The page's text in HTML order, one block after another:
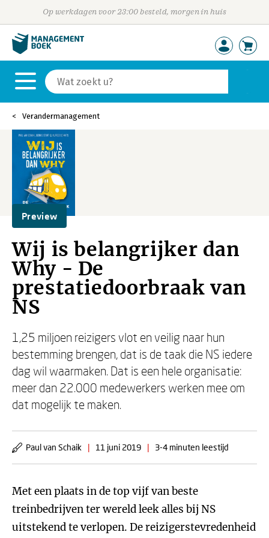
Op werkdagen voor 23:00 besteld, morgen in huis
Verandermanagement
Preview
Wij is belangrijker dan
Why - De
prestatiedoorbraak van
NS
1,25 miljoen reizigers vlot en veilig naar hun
bestemming brengen, dat is de taak die NS iedere
dag wil waarmaken. Dat is een hele organisatie:
meer dan 22.000 medewerkers werken mee om
dat mogelijk te maken.
Paul van Schaik | 11 juni 2019 | 3-4 minuten leestijd
Met een plaats in de top vijf van beste
treinbedrijven ter wereld leek alles bij NS
uitstekend te verlopen. De reizigerstevredenheid